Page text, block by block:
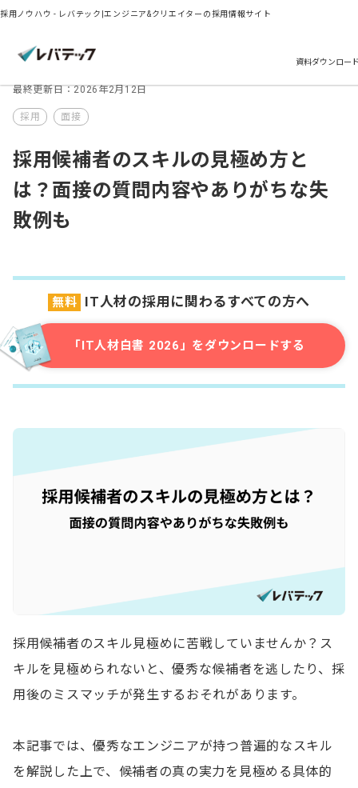
採用ノウハウ - レバテック|エンジニア&クリエイターの採用情報サイト
資料ダウンロー
最終更新日：2026年2月12日
採用 面接
採用候補者のスキルの見極め方と
は？面接の質問内容やありがちな失
敗例も
無料 IT人材の採用に関わるすべての方へ
「IT人材白書 2026」をダウンロードする
採用候補者のスキル見極めに苦戦していませんか？ス
キルを見極められないと、優秀な候補者を逃したり、採
用後のミスマッチが発生するおそれがあります。
本記事では、優秀なエンジニアが持つ普遍的なスキル
を解説した上で、候補者の真の実力を見極める具体的